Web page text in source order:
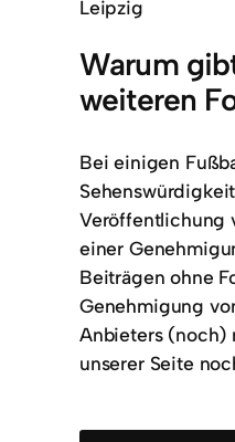
Leipzig
Warum
weiteren
Bei einigen
Veröffentlichung
einer
Beiträgen ohne
Genehmigung
Anbieters (noch)
unserer Seite